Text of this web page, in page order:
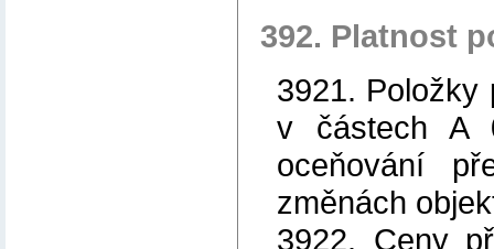
392. Platnost
3921. Položky
v částech A
oceňování
změnách
3922. Ceny